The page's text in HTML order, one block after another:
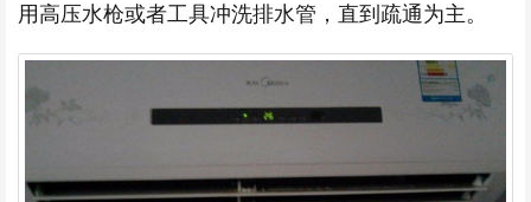
用高压水枪或者工具冲洗排水管，直到疏通为主。